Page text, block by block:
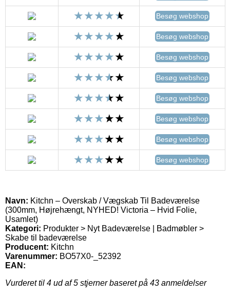
Besøg webshop
Besøg webshop
Besøg webshop
Besøg webshop
Besøg webshop
Besøg webshop
Besøg webshop
Besøg webshop
Navn: Kitchn – Overskab / Vægskab Til Badeværelse
(300mm, Højrehængt, NYHED! Victoria – Hvid Folie,
Usamlet)
Kategori: Produkter > Nyt Badeværelse | Badmøbler >
Skabe til badeværelse
Producent: Kitchn
Varenummer: BO57X0-_52392
EAN:
Vurderet til 4 ud af 5 stjerner baseret på 43 anmeldelser